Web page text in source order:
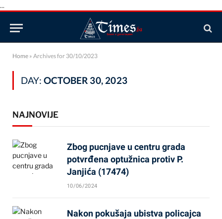
...
Home » Archives for 30/10/2023
DAY: OCTOBER 30, 2023
NAJNOVIJE
Zbog pucnjave u centru grada
potvrđena optužnica protiv P.
Janjića (17474)
10/06/2024
Nakon pokušaja ubistva policajca